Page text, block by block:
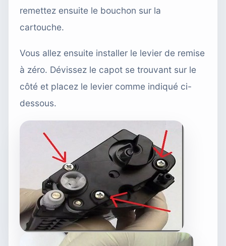
remettez ensuite le bouchon sur la
cartouche.
Vous allez ensuite installer le levier de remise
à zéro. Dévissez le capot se trouvant sur le
côté et placez le levier comme indiqué ci-
dessous.